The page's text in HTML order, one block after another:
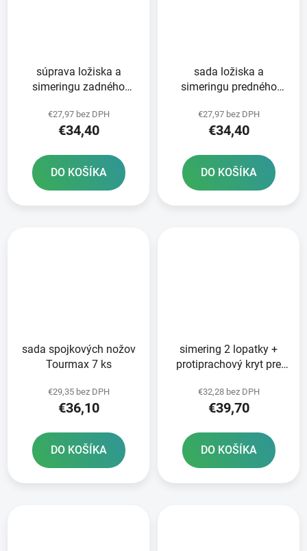
súprava ložiska a
simeringu zadného
€27,97 bez DPH
€34,40
DO KOŠÍKA
sada ložiska a
simeringu predného
€27,97 bez DPH
€34,40
DO KOŠÍKA
sada spojkových nožov
Tourmax 7 ks
€29,35 bez DPH
€36,10
DO KOŠÍKA
simering 2 lopatky +
protiprachový kryt pre
Marzocchi 45 mm SKF
€32,28 bez DPH
€39,70
DO KOŠÍKA